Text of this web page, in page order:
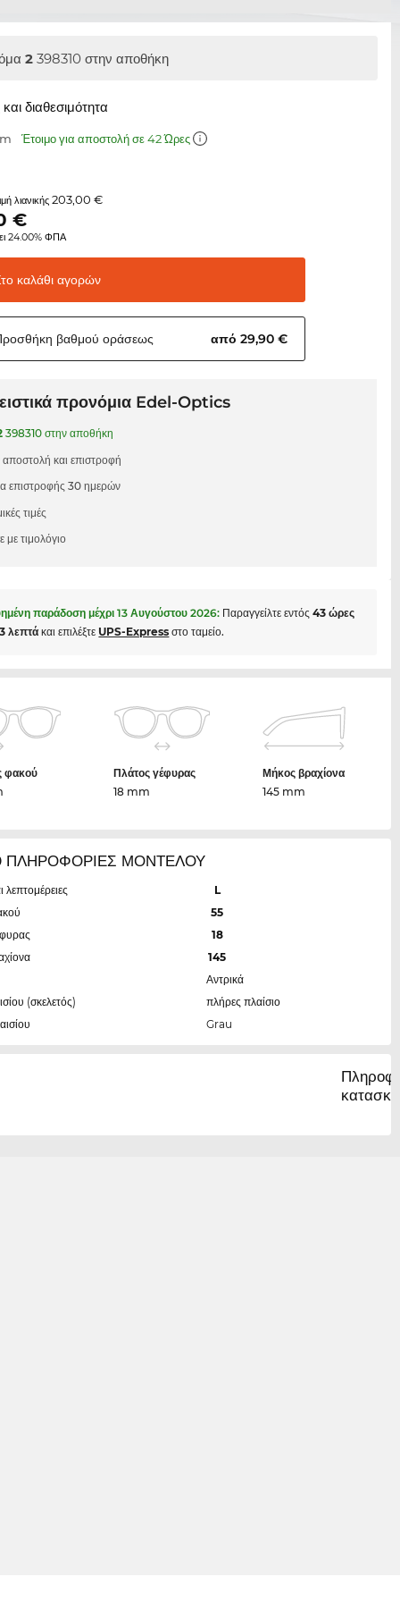
2 398310 στην αποθήκη
διαθεσιμότητα
Έτοιμο για αποστολή σε 42 Ώρες
λιανικής203,00 €
€
24.00% ΦΠΑ
καλάθι αγορών
βαθμού οράσεως από 29,90 €
προνόμια Edel-Optics
398310 στην αποθήκη
και επιστροφή
επιστροφής 30 ημερών
τιμές
με τιμολόγιο
παράδοση μέχρι13 Αυγούστου 2026: Παραγγείλτε εντός43 ώρες
λεπτά και επιλέξτε UPS-Express στο ταμείο.
φακού
Πλάτος γέφυρας
18 mm
Μήκος βραχίονα
145 mm
ΠΛΗΡΟΦΟΡΙΕΣ ΜΟΝΤΕΛΟΥ
λεπτομέρειες
L
55
18
145
Αντρικά
(σκελετός)
πλήρες πλαίσιο
Grau